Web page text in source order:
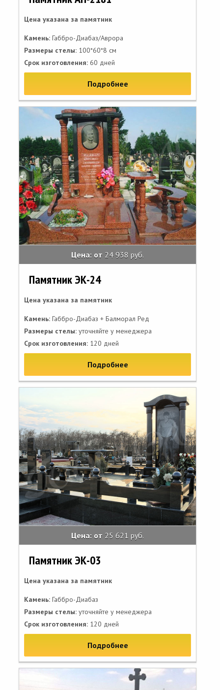
Цена указана за памятник
Камень: Габбро-Диабаз/Аврора
Размеры стелы: 100*60*8 см
Срок изготовления: 60 дней
Подробнее
Цена: от 24 938 руб.
Памятник ЭК-24
Цена указана за памятник
Камень: Габбро-Диабаз + Балморал Ред
Размеры стелы: уточняйте у менеджера
Срок изготовления: 120 дней
Подробнее
Цена: от 25 621 руб.
Памятник ЭК-03
Цена указана за памятник
Камень: Габбро-Диабаз
Размеры стелы: уточняйте у менеджера
Срок изготовления: 120 дней
Подробнее